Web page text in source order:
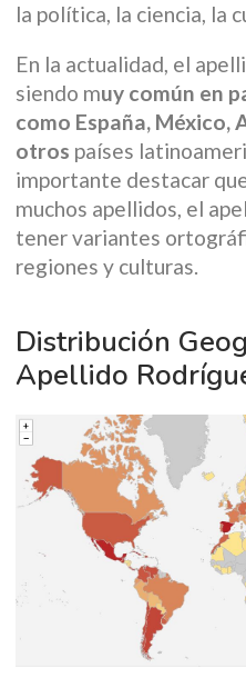
la política, la ciencia, la
En la actualidad, el
siendo muy común en
como España, México,
otros países
importante destacar
muchos apellidos, el
tener variantes
regiones y culturas.
Distribución
Apellido